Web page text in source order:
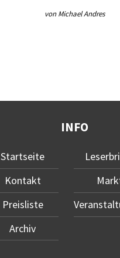
von Michael Andres
INFO
Startseite
Kontakt
Preisliste
Archiv